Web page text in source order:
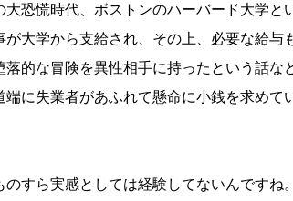
恐慌時代、ボストンのハーバード大学と
大学から支給され、その上、必要な給与
的な冒険を異性相手に持ったという話な
に失業者があふれて懸命に小銭を求めて
すら実感としては経験してないんですね